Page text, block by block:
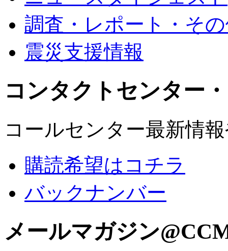
調査・レポート・そ
震災支援情報
コンタクトセンター
コールセンター最新情
購読希望はコチラ
バックナンバー
メールマガジン